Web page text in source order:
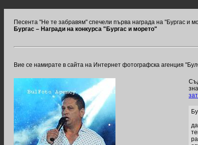
Песента "Не те забравям" спечели първа награда на "Бургас и
Бургас – Награди на конкурса "Бургас и морето"
Вие се намирате в сайта на Интернет фотографска агенция